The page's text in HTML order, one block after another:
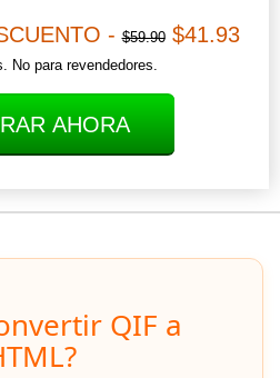
-$59.90$41.93
No para revendedores.
AHORA
QIF a